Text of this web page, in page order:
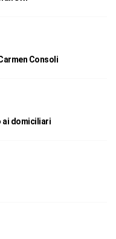
Consoli
ai domiciliari